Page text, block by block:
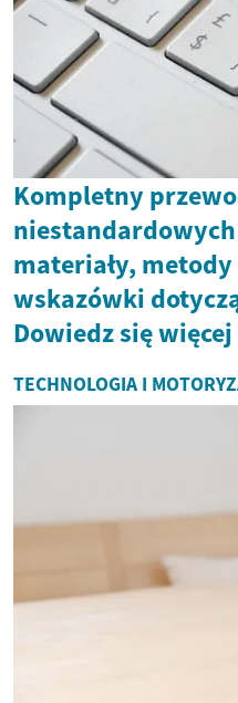
Kompletny
niestandardowych
materiały,
wskazówki
Dowiedz się
TECHNOLOGIA I